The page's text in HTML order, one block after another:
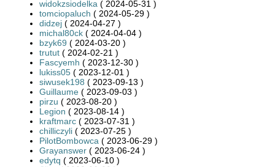
widokzsiodelka ( 2024-05-31 )
tomciopaluch ( 2024-05-29 )
didzej ( 2024-04-27 )
michal80ck ( 2024-04-04 )
bzyk69 ( 2024-03-20 )
trutut ( 2024-02-21 )
Fascyemh ( 2023-12-30 )
lukiss05 ( 2023-12-01 )
siwusek198 ( 2023-09-13 )
Guillaume ( 2023-09-03 )
pirzu ( 2023-08-20 )
Legion ( 2023-08-14 )
kraftmarc ( 2023-07-31 )
chilliczyli ( 2023-07-25 )
PilotBombowca ( 2023-06-29 )
Grayanswer ( 2023-06-24 )
edytq ( 2023-06-10 )